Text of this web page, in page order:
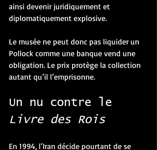
ainsi devenir juridiquement et
diplomatiquement explosive.
Le musée ne peut donc pas liquider un
Pollock comme une banque vend une
obligation. Le prix protège la collection
autant qu’il l’emprisonne.
Un nu contre le
Livre des Rois
En 1994, l’Iran décide pourtant de se